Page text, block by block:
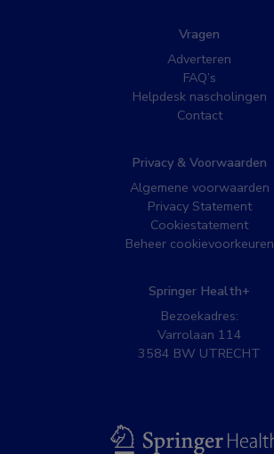
Vragen
Adverteren
FAQ’s
Helpdesk nascholingen
Contact
Privacy & Voorwaarden
Algemene voorwaarden
Privacy Statement
Cookiestatement
Beheer cookievoorkeuren
Springer Health+
Bezoekadres:
Varrolaan 114
3584 BW UTRECHT